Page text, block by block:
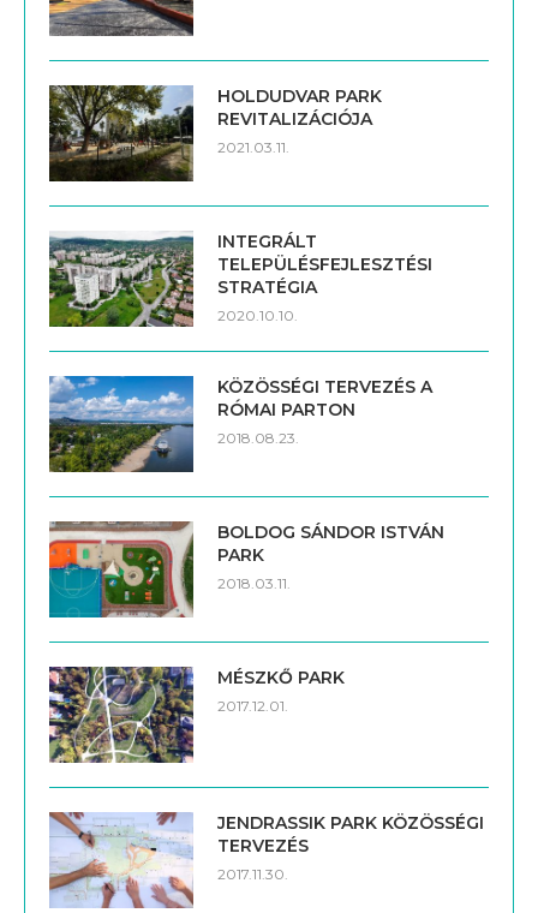
HOLDUDVAR PARK
REVITALIZÁCIÓJA
2021.03.11.
INTEGRÁLT
TELEPÜLÉSFEJLESZTÉSI
STRATÉGIA
2020.10.10.
KÖZÖSSÉGI TERVEZÉS A
RÓMAI PARTON
2018.08.23.
BOLDOG SÁNDOR ISTVÁN
PARK
2018.03.11.
MÉSZKŐ PARK
2017.12.01.
JENDRASSIK PARK KÖZÖSSÉGI
TERVEZÉS
2017.11.30.